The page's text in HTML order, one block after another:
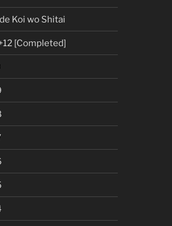
Koi wo Shitai
[Completed]